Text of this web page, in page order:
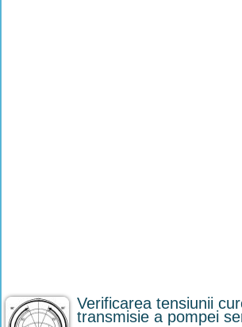
Verificarea tensiunii
transmisie a pompei